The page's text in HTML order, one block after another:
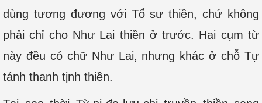
dùng tương đương với Tổ sư thiền, chứ không
phải chỉ cho Như Lai thiền ở trước. Hai cụm từ
này đều có chữ Như Lai, nhưng khác ở chỗ Tự
tánh thanh tịnh thiền.